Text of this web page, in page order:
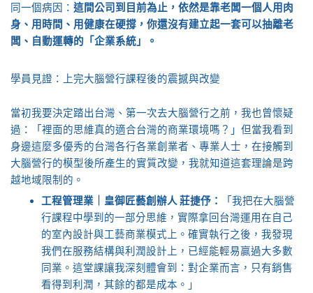
同一個病因： 這間公司到目前為止，依然是靠老闆一個人用肉
身、用時間、用健康在硬撐，你還沒有建立起一套可以抽離老
闆、自動運轉的「企業系統」。
學員見證：上完大腦營行課程後的震撼與改變
當初我要決定踏出台灣、第一次去大腦營行之前，我也曾懷疑
過：「裡面的思維真的適合台灣的商業環境嗎？」但當我看到
身邊這麼多優秀的台灣各行各業創業者、專業人士，在接觸到
大腦營行的模型後所產生的實質改變，我就知道這套理論是跨
越地域限制的。
工程管理業｜皇御匠藝創辦人 莊捷伃：
「我把在大腦營
行課程中學到的一部分思維，實際拿回台灣運用在自己
的室內設計與工藝商業模式上。確實執行之後，我發現
我們在服務結構與利潤設計上，已經能輕易贏過大多數
同業。這堂課讓我深刻體會到：對企業而言，只有銷售
看得到利潤，其餘的都是成本。」